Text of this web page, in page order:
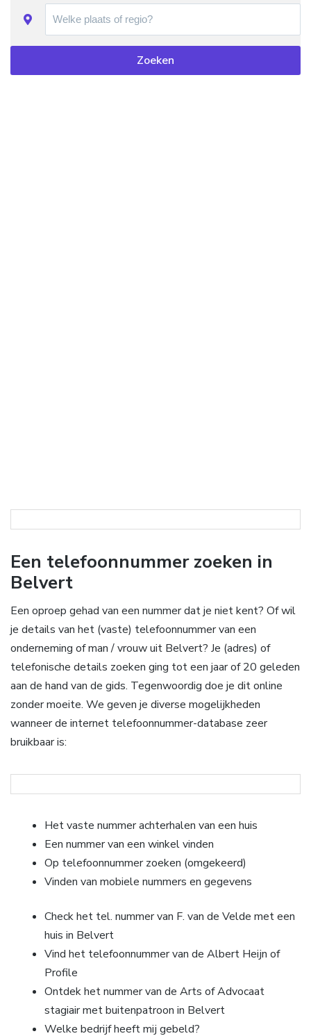
Een telefoonnummer zoeken in
Belvert
Een oproep gehad van een nummer dat je niet kent? Of wil
je details van het (vaste) telefoonnummer van een
onderneming of man / vrouw uit Belvert? Je (adres) of
telefonische details zoeken ging tot een jaar of 20 geleden
aan de hand van de gids. Tegenwoordig doe je dit online
zonder moeite. We geven je diverse mogelijkheden
wanneer de internet telefoonnummer-database zeer
bruikbaar is:
Het vaste nummer achterhalen van een huis
Een nummer van een winkel vinden
Op telefoonnummer zoeken (omgekeerd)
Vinden van mobiele nummers en gegevens
Check het tel. nummer van F. van de Velde met een
huis in Belvert
Vind het telefoonnummer van de Albert Heijn of
Profile
Ontdek het nummer van de Arts of Advocaat
stagiair met buitenpatroon in Belvert
Welke bedrijf heeft mij gebeld?